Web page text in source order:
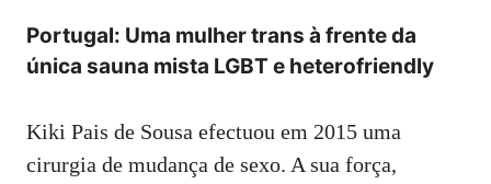
Portugal: Uma mulher trans à frente da
única sauna mista LGBT e heterofriendly
Kiki Pais de Sousa efectuou em 2015 uma
cirurgia de mudança de sexo. A sua força,